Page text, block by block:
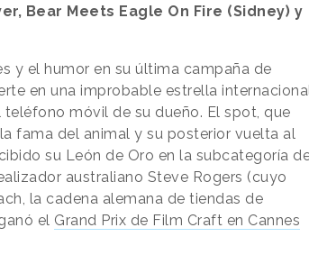
Bear Meets Eagle On Fire (Sidney) y
y el humor en su última campaña de
en una improbable estrella
móvil de su dueño. El spot, que
fama del animal y su posterior vuelta al
su León de Oro en la subcategoría
australiano Steve Rogers (cuyo
la cadena alemana de tiendas de
el Grand Prix de Film Craft en Cannes